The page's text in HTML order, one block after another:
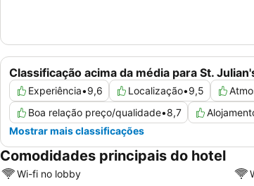
Classificação acima da média para St.
Experiência•9,6 Localização•9,5
Boa relação preço/qualidade•8,7
Mostrar mais classificações
Comodidades principais do hotel
Wi-fi no lobby